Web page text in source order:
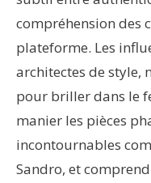
compréhension des
plateforme. Les
architectes de style,
pour briller dans le
manier les pièces
incontournables
Sandro, et